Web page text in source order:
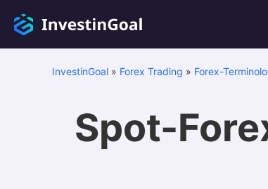
InvestinGoal» Forex Trading » Forex-
Spot-